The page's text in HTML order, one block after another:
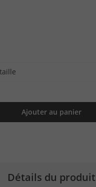
Ajouter au panier
Détails du produit